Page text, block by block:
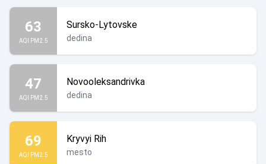
63
AQI PM2.5
Sursko-Lytovske
dedina
47
AQI PM2.5
Novooleksandrivka
dedina
69
AQI PM2.5
Kryvyi Rih
mesto